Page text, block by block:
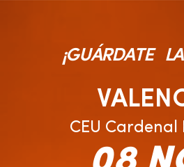
¡GUÁRDATE
CEU Cardenal